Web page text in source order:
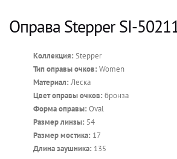
Оправа Stepper SI-
Коллекция: Stepper
Тип оправы очков: Women
Материал: Леска
Цвет оправы очков: бронза
Форма оправы: Oval
Размер линзы: 54
Размер мостика: 17
Длина заушника: 135